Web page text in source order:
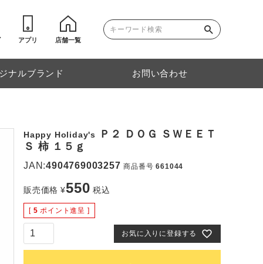
アプリ 店舗一覧
ナルブランド お問い合わせ
Happy Holiday's
Ｐ２ ＤＯＧ ＳＷＥＥＴ
Ｓ 柿 １５ｇ
JAN:4904769003257 商品番号 661044
販売価格 ¥550 税込
[ 5 ポイント進呈 ]
お気に入りに登録する